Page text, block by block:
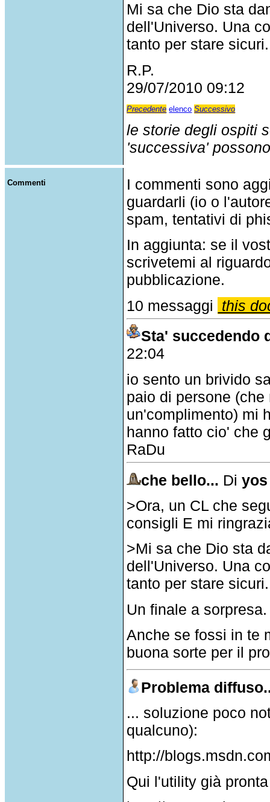
Mi sa che Dio sta
dell'Universo. Una
tanto per stare sicuri.
R.P.
29/07/2010 09:12
Precedente elenco Successivo
le storie degli ospiti
'successiva'
Commenti
I commenti sono
guardarli (io o
spam, tentativi di
In aggiunta: se il
scrivetemi al
pubblicazione.
10 messaggi
this
Sta' succedendo
22:04
io sento un brivido
paio di persone
un'complimento) mi
hanno fatto cio' che
RaDu
che bello... Diyos
>Ora, un CL che
consigli E mi
>Mi sa che Dio sta
dell'Universo. Una
tanto per stare sicuri.
Un finale a
Anche se fossi in te
buona sorte per il
Problema
... soluzione poco
qualcuno):
http://
Qui l'utility già